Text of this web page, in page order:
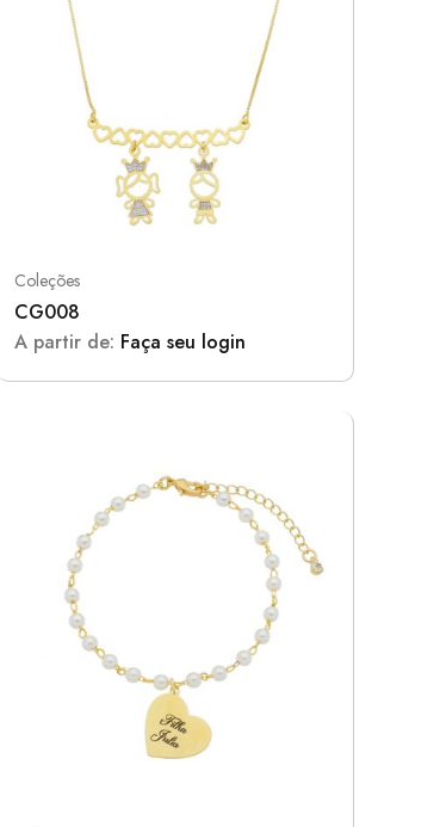
Coleções
CG008
A partir de: Faça seu login